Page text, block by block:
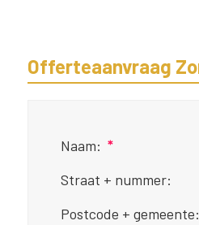
Offerteaanvraag
Naam: *
Straat + nummer:
Postcode + gemeente: